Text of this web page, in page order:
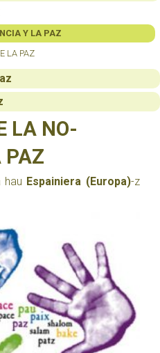
Y LA PAZ
LA PAZ
LA NO-
PAZ
hau Espainiera (Europa)-z